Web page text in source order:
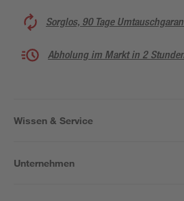
Sorglos, 90 Tage
Abholung im Markt in 2
Wissen & Service
Unternehmen